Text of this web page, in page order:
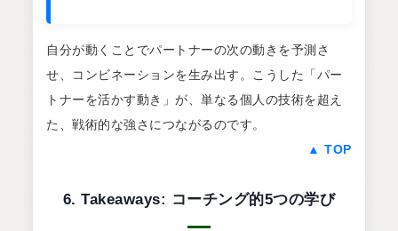
自分が動くことでパートナーの次の動きを予測さ
せ、コンビネーションを生み出す。こうした「パー
トナーを活かす動き」が、単なる個人の技術を超え
た、戦術的な強さにつながるのです。
▲ TOP
6. Takeaways: コーチング的5つの学び